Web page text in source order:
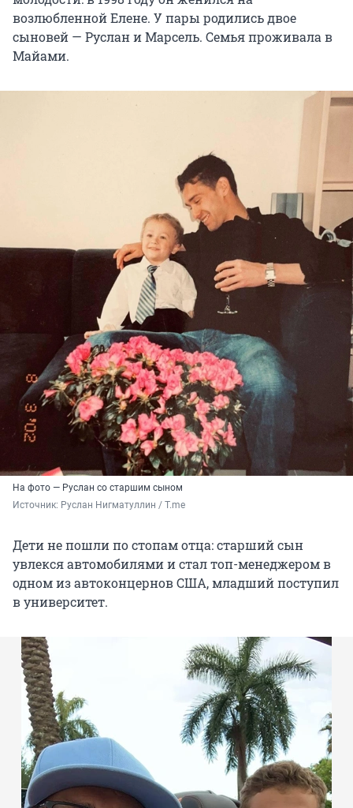
возлюбленной Елене. У пары родились двое
сыновей — Руслан и Марсель. Семья проживала в
Майами.
На фото — Руслан со старшим сыном
Источник: Руслан Нигматуллин / T.me
Дети не пошли по стопам отца: старший сын
увлекся автомобилями и стал топ-менеджером в
одном из автоконцернов США, младший поступил
в университет.